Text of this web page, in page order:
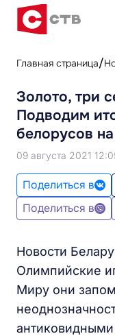
Главная страница
Золото, три
Подводим
белорусов
09 августа 2021
Поделиться в
Поделиться в
Новости
Олимпийские
Миру они